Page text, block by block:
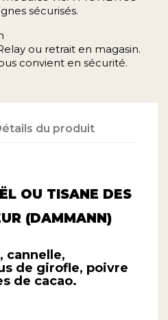
sécurisés.
ou retrait en magasin.
convient en sécurité.
du produit
OU TISANE DES
(DAMMANN)
cannelle,
de girofle, poivre
de cacao.